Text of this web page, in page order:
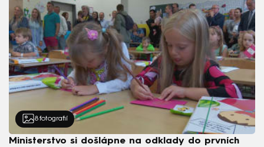
8 fotografií
Ministerstvo si došlápne na odklady do prvních